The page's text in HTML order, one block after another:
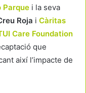
Parque i la seva
Roja i Càritas
Care Foundation
que
així l’impacte de